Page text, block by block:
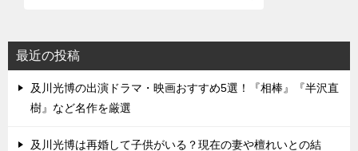
最近の投稿
及川光博の出演ドラマ・映画おすすめ5選！『相棒』『半沢直
樹』など名作を厳選
及川光博は再婚して子供がいる？現在の妻や檀れいとの結